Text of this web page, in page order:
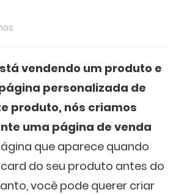
vendendo um produto e
personalizada de
produto, nós criamos
uma página de venda
que aparece quando
do seu produto antes do
você pode querer criar